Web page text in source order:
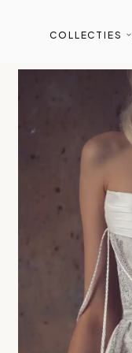
COLLECTIES